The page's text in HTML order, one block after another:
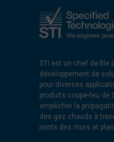
STI est un chef de file
développement de
pour diverses
produits coupe-feu de
empêcher la
des gaz chauds à
joints des murs et